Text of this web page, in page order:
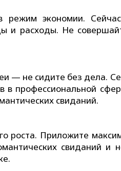
экономии.
и расходы. Не
— не сидите без дела.
профессиональной
свиданий.
роста. Приложите
свиданий и